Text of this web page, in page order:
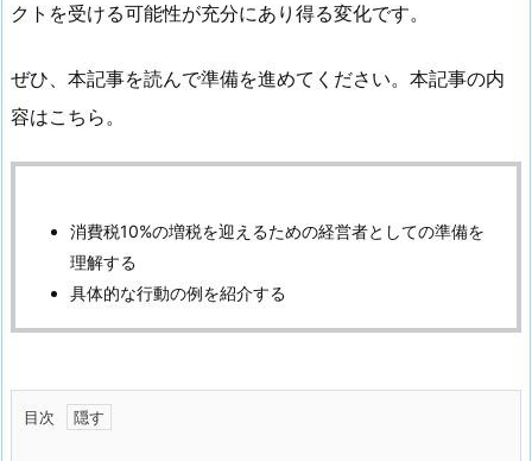
クトを受ける可能性が充分にあり得る変化です。
ぜひ、本記事を読んで準備を進めてください。本記事の内
容はこちら。
消費税10%の増税を迎えるための経営者としての準備を
理解する
具体的な行動の例を紹介する
目次